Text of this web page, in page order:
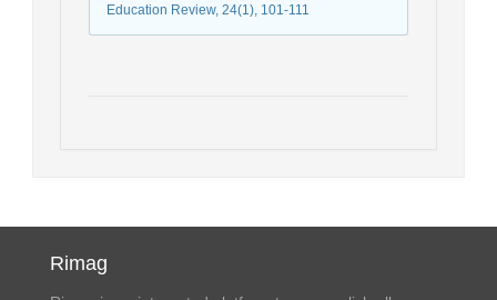
Education Review, 24(1), 101-111
Rimag